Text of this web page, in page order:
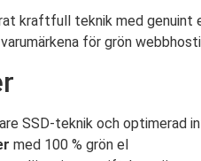
kraftfull teknik med genuint
för grön
SSD-teknik och optimerad
med 100 % grön el